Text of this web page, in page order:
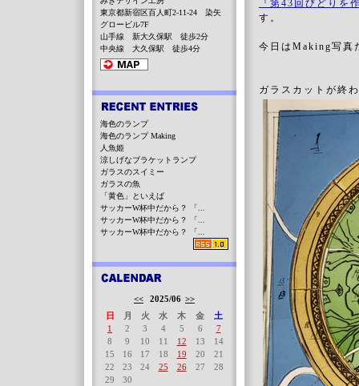
『第43回びどりを
す。
今日はMaking写真
ガラスカットが終
東京都新宿区百人町2-11-24 染矢
グロービル7F
山手線 新大久保駅 徒歩2分
中央線 大久保駅 徒歩4分
海色のランプ
海色のランプ Making
人魚姫
涼しげなブラケットランプ
ガラスのスイミー
ガラスの魚
「黄色」といえば
サッカーW杯中だから？ 「...
サッカーW杯中だから？ 「...
サッカーW杯中だから？ 「...
<< 2025/06 >>
日
月 火 水 木 金
土
1
2 3 4 5 6
7
8
9 10 11 12 13
14
15
16 17 18 19 20
21
22
23 24 25 26 27
28
29
30